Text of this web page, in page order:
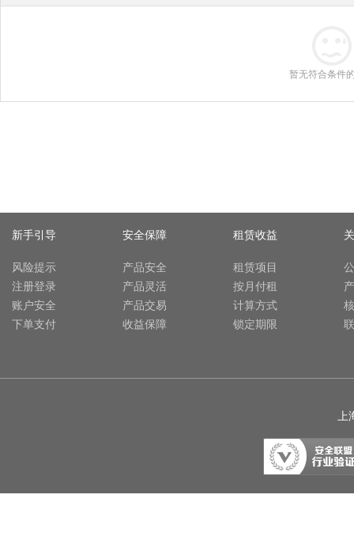
暂无符合条件
新手引导
风险提示
注册登录
账户安全
下单支付
安全保障
产品安全
产品灵活
产品交易
收益保障
租赁收益
租赁项目
按月付租
计算方式
锁定期限